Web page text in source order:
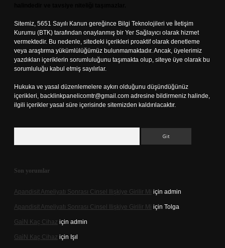
Sitemiz, 5651 Sayılı Kanun gereğince Bilgi Teknolojileri ve İletişim
Kurumu (BTK) tarafından onaylanmış bir Yer Sağlayıcı olarak hizmet
vermektedir. Bu nedenle, sitedeki içerikleri proaktif olarak denetleme
veya araştırma yükümlülüğümüz bulunmamaktadır. Ancak, üyelerimiz
yazdıkları içeriklerin sorumluluğunu taşımakta olup, siteye üye olarak bu
sorumluluğu kabul etmiş sayılırlar.
Hukuka ve yasal düzenlemelere aykırı olduğunu düşündüğünüz
içerikleri, backlinkpanelicomtr@gmail.com adresine bildirmeniz halinde,
ilgili içerikler yasal süre içerisinde sitemizden kaldırılacaktır.
Son yorumlar
Apandisit Ameliyatı Sonrası Cinsel Ilişkiye Girilir Mi için admin
Apandisit Ameliyatı Sonrası Cinsel Ilişkiye Girilir Mi için Tolga
Gai̇N Kaç Cihaz için admin
Gai̇N Kaç Cihaz için Işıl